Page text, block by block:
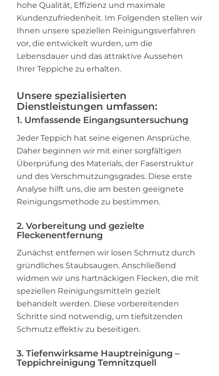
hohe Qualität, Effizienz und maximale
Kundenzufriedenheit. Im Folgenden stellen wir
Ihnen unsere speziellen Reinigungsverfahren
vor, die entwickelt wurden, um die
Lebensdauer und das attraktive Aussehen
Ihrer Teppiche zu erhalten.
Unsere spezialisierten
Dienstleistungen umfassen:
1. Umfassende Eingangsuntersuchung
Jeder Teppich hat seine eigenen Ansprüche.
Daher beginnen wir mit einer sorgfältigen
Überprüfung des Materials, der Faserstruktur
und des Verschmutzungsgrades. Diese erste
Analyse hilft uns, die am besten geeignete
Reinigungsmethode zu bestimmen.
2. Vorbereitung und gezielte
Fleckenentfernung
Zunächst entfernen wir losen Schmutz durch
gründliches Staubsaugen. Anschließend
widmen wir uns hartnäckigen Flecken, die mit
speziellen Reinigungsmitteln gezielt
behandelt werden. Diese vorbereitenden
Schritte sind notwendig, um tiefsitzenden
Schmutz effektiv zu beseitigen.
3. Tiefenwirksame Hauptreinigung –
Teppichreinigung Temnitzquell